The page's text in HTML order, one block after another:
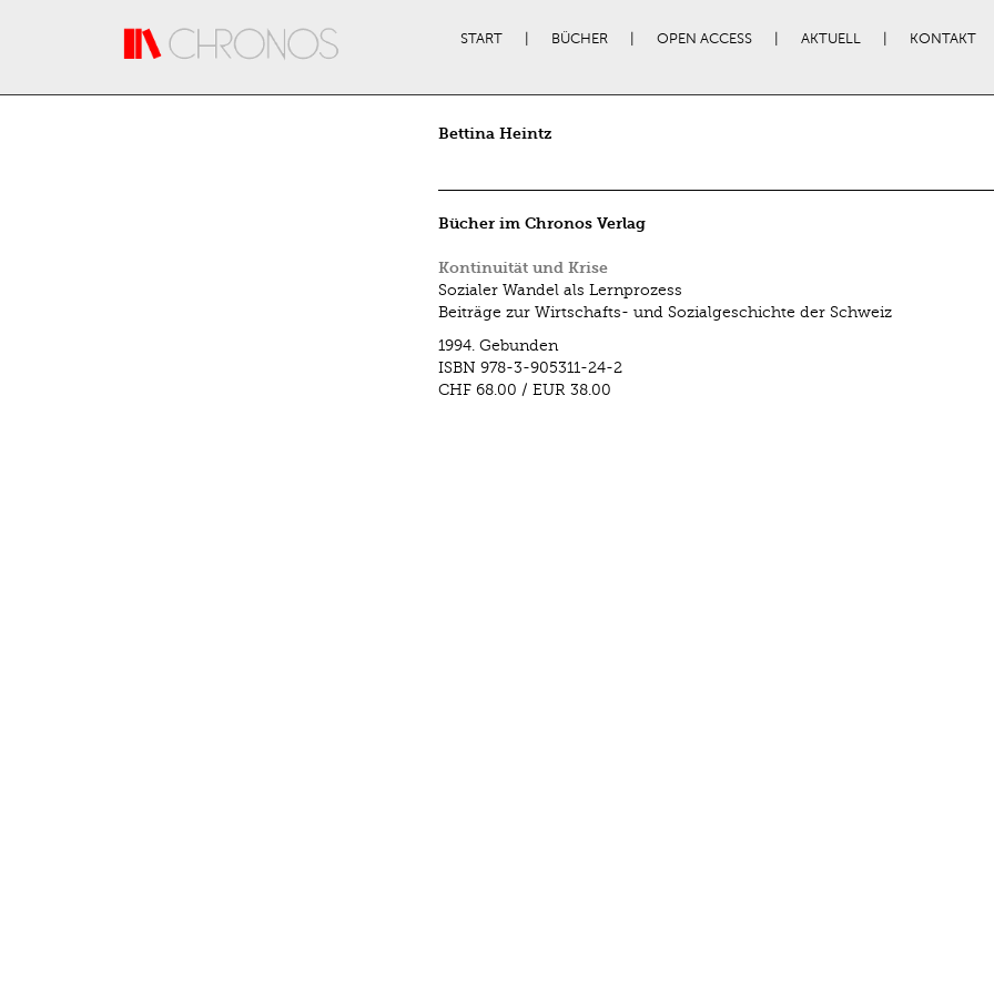
START BÜCHER OPEN ACCESS AKTUELL KONTAKT
Bettina Heintz
Bücher im Chronos Verlag
Kontinuität und Krise
Sozialer Wandel als Lernprozess
Beiträge zur Wirtschafts- und Sozialgeschichte der Schweiz
1994. Gebunden
ISBN 978-3-905311-24-2
CHF 68.00 / EUR 38.00